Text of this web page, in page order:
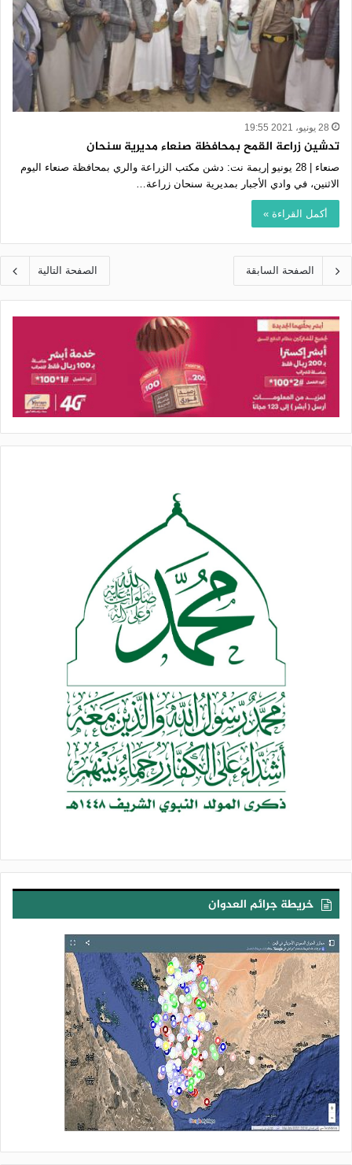
28 يونيو، 2021 19:55
تدشين زراعة القمح بمحافظة صنعاء مديرية سنحان
صنعاء | 28 يونيو |ريمة نت: دشن مكتب الزراعة والري بمحافظة صنعاء اليوم
الاثنين، في وادي الأجبار بمديرية سنحان زراعة…
أكمل القراءة »
الصفحة السابقة الصفحة التالية
خريطة جرائم العدوان